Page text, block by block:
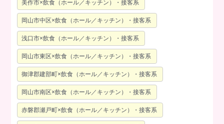
美作市×飲食（ホール／キッチン）・接客系
岡山市中区×飲食（ホール／キッチン）・接客系
浅口市×飲食（ホール／キッチン）・接客系
岡山市東区×飲食（ホール／キッチン）・接客系
御津郡建部町×飲食（ホール／キッチン）・接客系
岡山市南区×飲食（ホール／キッチン）・接客系
赤磐郡瀬戸町×飲食（ホール／キッチン）・接客系